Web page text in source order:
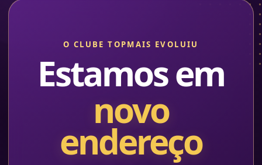
O CLUBE TOPMAIS EVOLUIU
Estamos em
novo
endereço